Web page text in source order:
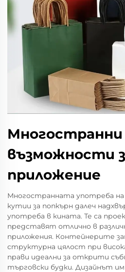
Многостранни
възможности
приложение
Многостранната употреба на
кутии за попкърн далеч
употреба в кината. Те са
представят отлично в
приложения. Контейнерите
структурна цялост при
прави идеални за открити
търговски будки. Дизайнът им